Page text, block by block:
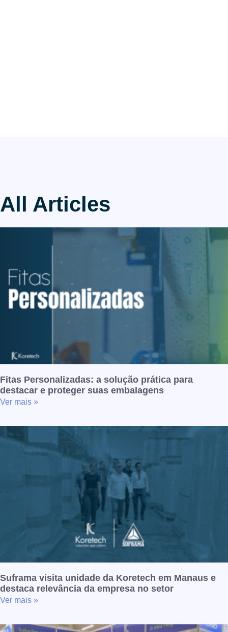
All Articles
Fitas Personalizadas: a solução prática para
destacar e proteger suas embalagens
Ver mais »
Suframa visita unidade da Koretech em Manaus e
destaca relevância da empresa no setor
Ver mais »